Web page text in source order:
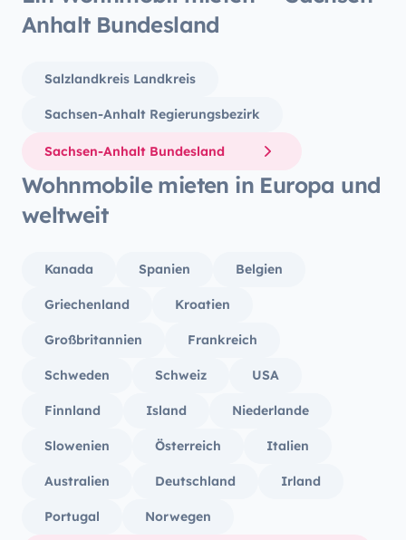
Anhalt Bundesland
Salzlandkreis Landkreis
Sachsen-Anhalt Regierungsbezirk
Sachsen-Anhalt Bundesland
Wohnmobile mieten in Europa und
weltweit
Kanada Spanien Belgien
Griechenland Kroatien
Großbritannien Frankreich
Schweden Schweiz USA
Finnland Island Niederlande
Slowenien Österreich Italien
Australien Deutschland Irland
Portugal Norwegen